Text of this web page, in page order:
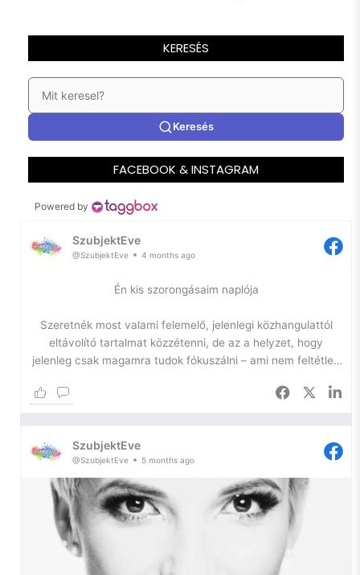
KERESÉS
Keresés
FACEBOOK & INSTAGRAM
Powered by
SzubjektEve
@SzubjektEve 4 months ago
Én kis szorongásaim naplója
Szeretnék most valami felemelő, jelenlegi közhangulattól
eltávolító tartalmat közzétenni, de az a helyzet, hogy
jelenleg csak magamra tudok fókuszálni – ami nem feltétlen
hogy naplózzam a lelkem, hátha ennyivel is sikerül
elhallgattatnom a belső hangokat.
Szóval, szorongás.
Ilyen vagyok én. Egy ideje azon gondolkodom, hogy – bár
nem szeretem a diagnózist, hiszen a szó maga is már egy
negatív háttérjelentést hordoz – szükségem lenne arra, hogy
SzubjektEve
@SzubjektEve 5 months ago